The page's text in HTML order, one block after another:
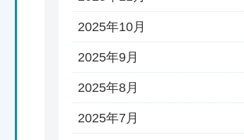
2025年10月
2025年9月
2025年8月
2025年7月